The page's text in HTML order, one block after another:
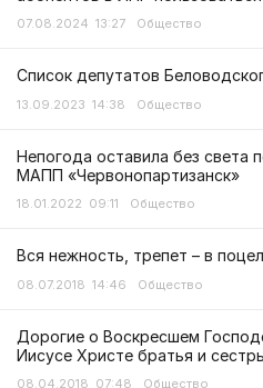
07.08.2024 13:27 Общество
Список депутатов
13.09.2023 14:38 Общество
Непогода оставила без света
МАПП «Червонопартизанск»
18.01.2022 09:11 Общество
Вся нежность, трепет – в
08.07.2018 14:46 Общество
Дорогие о Воскресшем
Иисусе Христе братья и
08.04.2018 07:48 Общество